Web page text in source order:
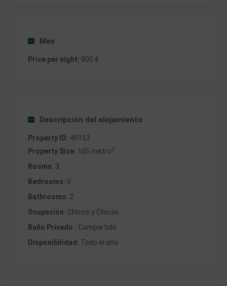
Mes
Price per night: 800 €
Descripción del alojamiento
Property ID: 49153
Property Size: 105 metro2
Rooms: 3
Bedrooms: 0
Bathrooms: 2
Ocupación: Chicos y Chicas
Baño Privado : Compartido
Disponibilidad: Todo el año